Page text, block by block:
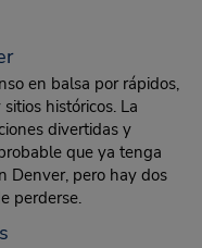
en balsa por rápidos,
históricos. La
divertidas y
que ya tenga
Denver, pero hay dos
perderse.